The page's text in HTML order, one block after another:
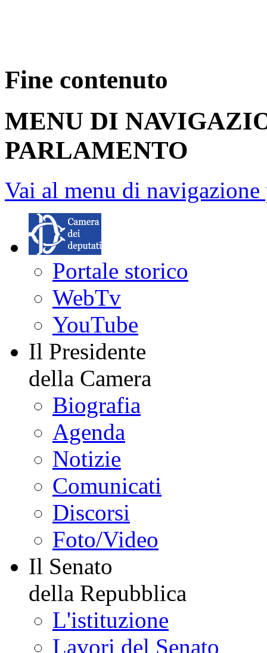
Fine contenuto
MENU DI
PARLAMENTO
Vai al menu di
Portale storico
WebTv
YouTube
Il Presidente
della Camera
Biografia
Agenda
Notizie
Comunicati
Discorsi
Foto/Video
Il Senato
della Repubblica
L'istituzione
Lavori del Senato